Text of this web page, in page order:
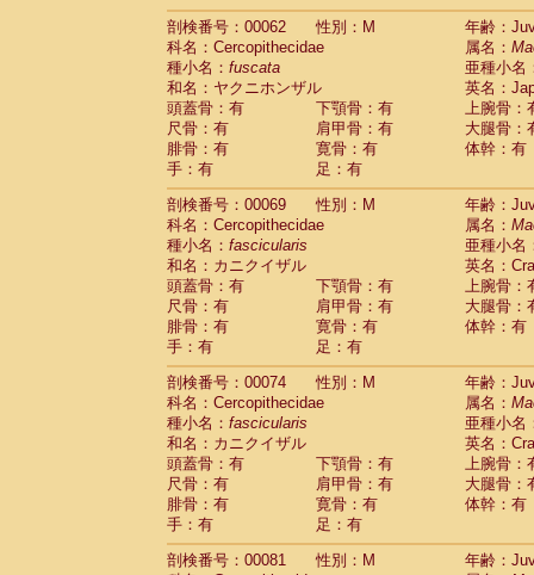
CercopithecidaeColobus angolensis
CercopithecidaeColobus guereza (0)
Cercopithecidae Colobus polykomos
Cercopithecidae Piliocolobus badius
Cercopithecidae Kasi senex vetulus(0)
CercopithecidaeKasi senex
CercopithecidaeNasalis larvatus(0)
CercopithecidaePresbytes
CercopithecidaePygathrix nemaeus
CercopithecidaeSemnopithecus
Cercopithecidae
Trachypithecus
Cercopithecidae
Trachypithecus
Cercopithecidae
Trachypithecus
CercopithecidaeTrachypithecus
CercopithecidaeColobinae spp.(0)
CercopithecidaePresbytesinaespp.(0)
CercopithecidaeCercopithecidae
HylobatidaeHoolock hoolock(0)
HylobatidaeHylobates agilis
HylobatidaeHylobates klossii (0)
Hylobatidae
HylobatidaeHylobates moloch(0)
Hylobatidae Hylobates muelleri(0)
HylobatidaeHylobates pileatus(2)
Hylobatidae Hylobates
HylobatidaeHylobateshybrid(0)
HylobatidaeNomascus concolor(0)
剖検番号：00062
性別：M
年齢：
科名：Cercopithecidae
属名：
種小名： fuscata
亜種小名
和名：ヤクニホンザル
英名：
頭蓋骨：有
下顎骨：有
上腕骨：
尺骨：有
肩甲骨：有
大腿骨：
腓骨：有
寛骨：有
体幹：有
手：有
足：有
剖検番号：00069
性別：M
年齢：
科名：Cercopithecidae
属名：
種小名： fascicularis
亜種小名
和名：カニクイザル
英名：
頭蓋骨：有
下顎骨：有
上腕骨：
尺骨：有
肩甲骨：有
大腿骨：
腓骨：有
寛骨：有
体幹：有
手：有
足：有
剖検番号：00074
性別：M
年齢：
科名：Cercopithecidae
属名：
種小名： fascicularis
亜種小名
和名：カニクイザル
英名：
頭蓋骨：有
下顎骨：有
上腕骨：
尺骨：有
肩甲骨：有
大腿骨：
腓骨：有
寛骨：有
体幹：有
手：有
足：有
剖検番号：00081
性別：M
年齢：